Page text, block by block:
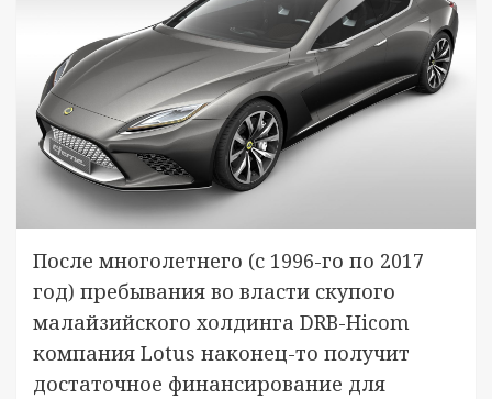
После многолетнего (с 1996-го по 2017
год) пребывания во власти скупого
малайзийского холдинга DRB-Hicom
компания Lotus наконец-то получит
достаточное финансирование для